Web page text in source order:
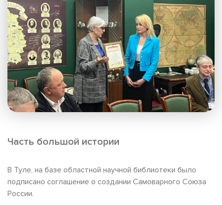
Часть большой истории
В Туле, на базе областной научной библиотеки было
подписано соглашение о создании Самоварного Союза
России.